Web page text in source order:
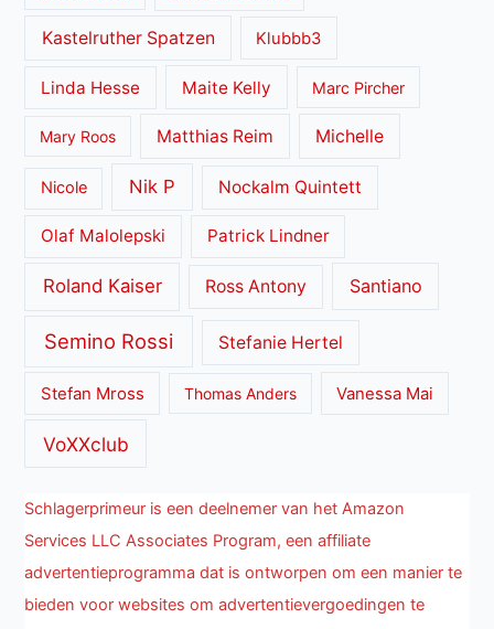
Kastelruther Spatzen Klubbb3
Linda Hesse Maite Kelly Marc Pircher
Mary Roos Matthias Reim Michelle
Nicole Nik P Nockalm Quintett
Olaf Malolepski Patrick Lindner
Roland Kaiser Ross Antony Santiano
Semino Rossi Stefanie Hertel
Stefan Mross Thomas Anders Vanessa Mai
VoXXclub
Schlagerprimeur is een deelnemer van het Amazon
Services LLC Associates Program, een affiliate
advertentieprogramma dat is ontworpen om een manier te
bieden voor websites om advertentievergoedingen te